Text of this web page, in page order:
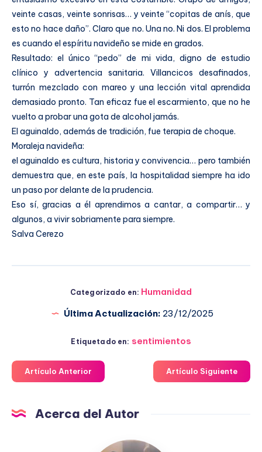
veinte casas, veinte sonrisas… y veinte “copitas de anís, que
esto no hace daño”. Claro que no. Una no. Ni dos. El problema
es cuando el espíritu navideño se mide en grados.
Resultado: el único “pedo” de mi vida, digno de estudio
clínico y advertencia sanitaria. Villancicos desafinados,
turrón mezclado con mareo y una lección vital aprendida
demasiado pronto. Tan eficaz fue el escarmiento, que no he
vuelto a probar una gota de alcohol jamás.
El aguinaldo, además de tradición, fue terapia de choque.
Moraleja navideña:
el aguinaldo es cultura, historia y convivencia… pero también
demuestra que, en este país, la hospitalidad siempre ha ido
un paso por delante de la prudencia.
Eso sí, gracias a él aprendimos a cantar, a compartir… y
algunos, a vivir sobriamente para siempre.
Salva Cerezo
Categorizado en: Humanidad
Última Actualización: 23/12/2025
Etiquetado en: sentimientos
Artículo Anterior Artículo Siguiente
Acerca del Autor
Fuensanta